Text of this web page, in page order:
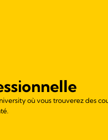
où vous trouverez des